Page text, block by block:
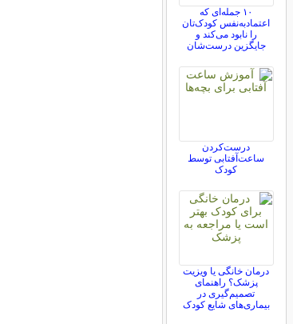
۱۰ جمله‌ای که
اعتمادبه‌نفس کودک‌تان
را نابود می‌کند و
جایگزین درست‌شان
درست‌کردن
ساعت‌آفتابی توسط
کودک
درمان خانگی یا ویزیت
پزشک؟ راهنمای
تصمیم‌گیری در
بیماری‌های شایع کودک